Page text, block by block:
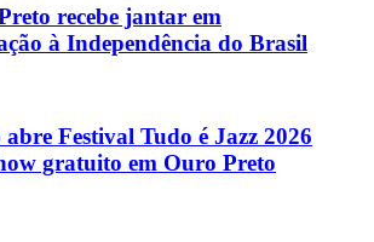
recebe jantar em
à Independência do Brasil
Festival Tudo é Jazz 2026
gratuito em Ouro Preto